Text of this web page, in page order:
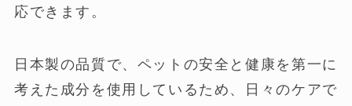
応できます。
日本製の品質で、ペットの安全と健康を第一に
考えた成分を使用しているため、日々のケアで